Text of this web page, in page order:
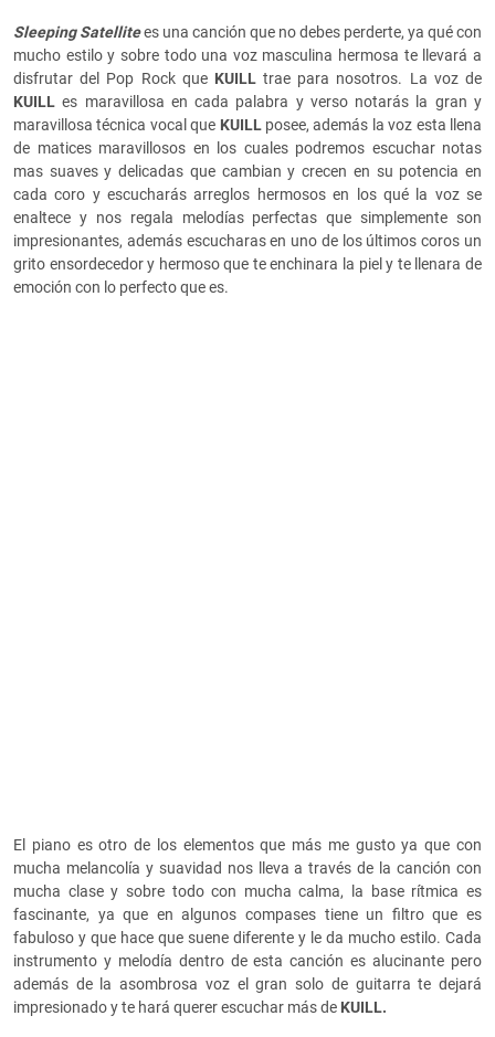
Sleeping Satellitees una canción que no debes perderte, ya qué con
mucho estilo y sobre todo una voz masculina hermosa te llevará a
disfrutar del Pop Rock que KUILLtrae para nosotros. La voz de
KUILL es maravillosa en cada palabra y verso notarás la gran y
maravillosa técnica vocal que KUILLposee, además la voz esta llena
de matices maravillosos en los cuales podremos escuchar notas
mas suaves y delicadas que cambian y crecen en su potencia en
cada coro y escucharás arreglos hermosos en los qué la voz se
enaltece y nos regala melodías perfectas que simplemente son
impresionantes, además escucharas en uno de los últimos coros un
grito ensordecedor y hermoso que te enchinara la piel y te llenara de
emoción con lo perfecto que es.
El piano es otro de los elementos que más me gusto ya que con
mucha melancolía y suavidad nos lleva a través de la canción con
mucha clase y sobre todo con mucha calma, la base rítmica es
fascinante, ya que en algunos compases tiene un filtro que es
fabuloso y que hace que suene diferente y le da mucho estilo. Cada
instrumento y melodía dentro de esta canción es alucinante pero
además de la asombrosa voz el gran solo de guitarra te dejará
impresionado y te hará querer escuchar más de KUILL.